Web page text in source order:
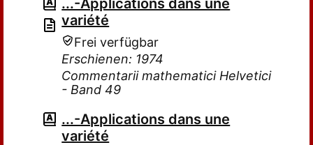
...-Applications dans une
variété
Frei verfügbar
Erschienen: 1974
Commentarii mathematici Helvetici
- Band 49
...-Applications dans une
variété